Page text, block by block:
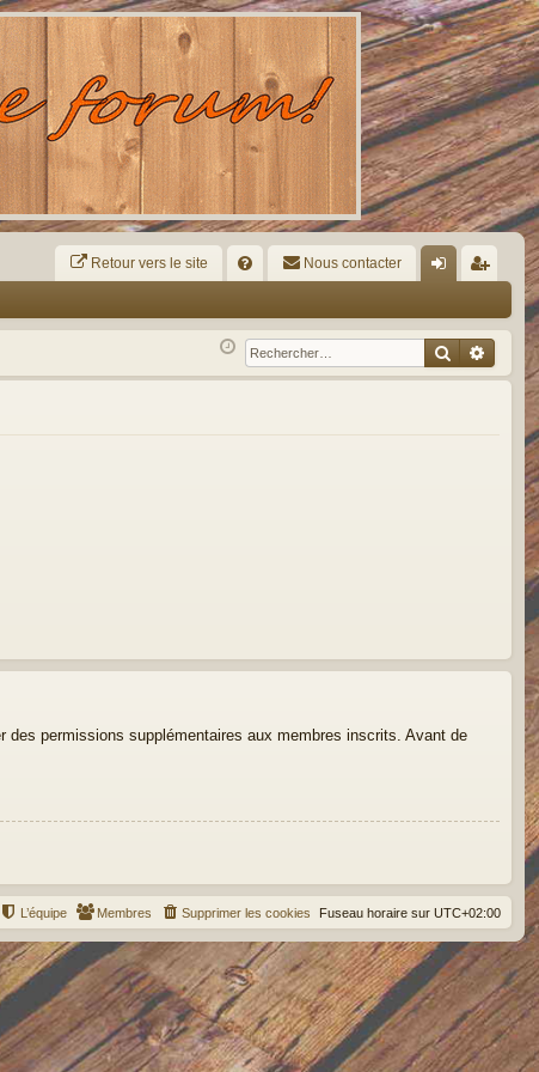
R
Retour vers le site
Q
Nous contacter
ne
xi
cri
pti
permissions supplémentaires aux membres inscrits. Avant de
Fuseau horaire sur UTC+02:00
Supprimer les cookies
Membres
L’équipe